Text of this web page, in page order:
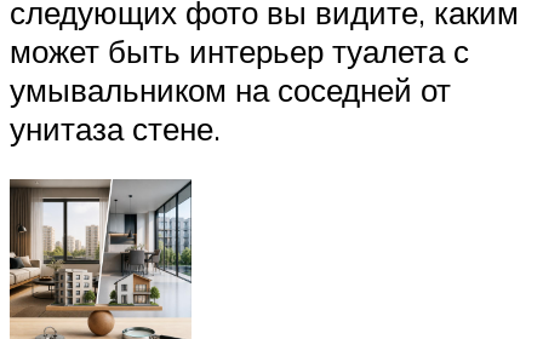
следующих фото вы видите, каким
может быть интерьер туалета с
умывальником на соседней от
унитаза стене.